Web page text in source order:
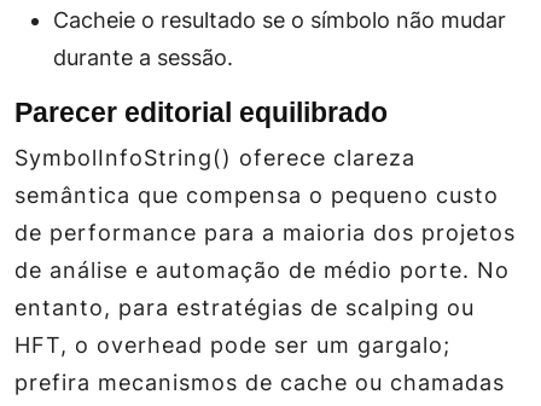
Cacheie o resultado se o símbolo não mudar
durante a sessão.
Parecer editorial equilibrado
SymbolInfoString() oferece clareza
semântica que compensa o pequeno custo
de performance para a maioria dos projetos
de análise e automação de médio porte. No
entanto, para estratégias de scalping ou
HFT, o overhead pode ser um gargalo;
prefira mecanismos de cache ou chamadas